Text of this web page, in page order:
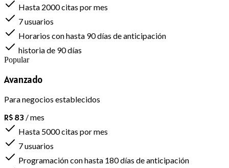
Hasta 2000 citas por mes
7 usuarios
Horarios con hasta 90 días de anticipación
historia de 90 días
Popular
Avanzado
Para negocios establecidos
R$ 83 / mes
Hasta 5000 citas por mes
7 usuarios
Programación con hasta 180 días de anticipación